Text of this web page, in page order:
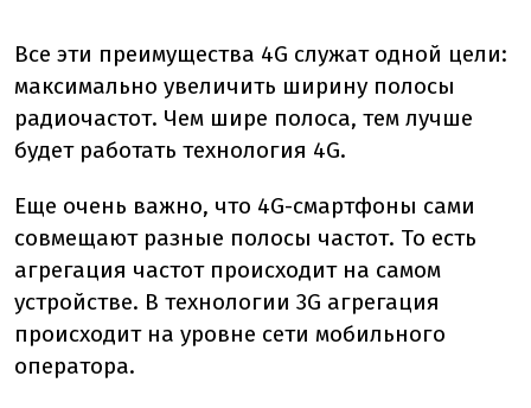
Все эти преимущества 4G служат одной цели:
максимально увеличить ширину полосы
радиочастот. Чем шире полоса, тем лучше
будет работать технология 4G.
Еще очень важно, что 4G-смартфоны сами
совмещают разные полосы частот. То есть
агрегация частот происходит на самом
устройстве. В технологии 3G агрегация
происходит на уровне сети мобильного
оператора.